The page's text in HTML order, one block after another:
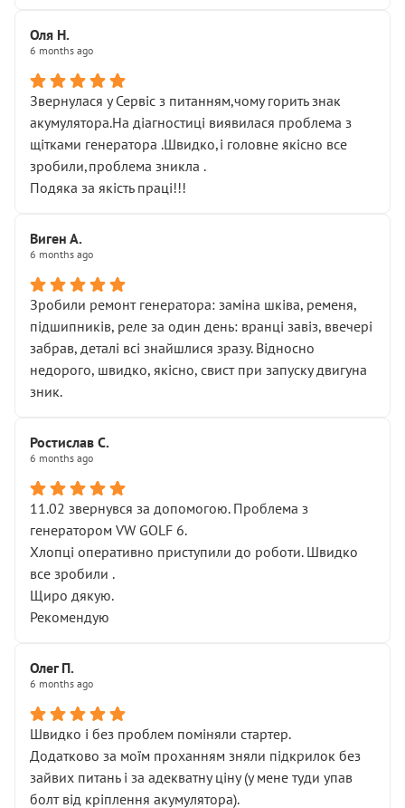
Оля Н.
6 months ago
Звернулася у Сервіс з питанням,чому горить знак
акумулятора.На діагностиці виявилася проблема з
щітками генератора .Швидко,і головне якісно все
зробили,проблема зникла .
Подяка за якість праці!!!
Виген А.
6 months ago
Зробили ремонт генератора: заміна шківа, ременя,
підшипників, реле за один день: вранці завіз, ввечері
забрав, деталі всі знайшлися зразу. Відносно
недорого, швидко, якісно, свист при запуску двигуна
зник.
Ростислав С.
6 months ago
11.02 звернувся за допомогою. Проблема з
генератором VW GOLF 6.
Хлопці оперативно приступили до роботи. Швидко
все зробили .
Щиро дякую.
Рекомендую
Олег П.
6 months ago
Швидко і без проблем поміняли стартер.
Додатково за моїм проханням зняли підкрилок без
зайвих питань і за адекватну ціну (у мене туди упав
болт від кріплення акумулятора).